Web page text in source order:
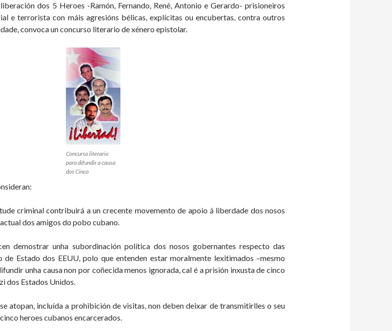
dos 5 Heroes -Ramón, Fernando, René, Antonio e Gerardo- prisioneiros
e terrorista con máis agresións bélicas, explícitas ou encubertas, contra outros
convoca un concurso literario de xénero epistolar.
Concurso literario
para difundir a causa
dos Cinco
criminal contribuirá a un crecente movemento de apoio á liberdade dos nosos
dos amigos do pobo cubano.
demostrar unha subordinación política dos nosos gobernantes respecto das
Estado dos EEUU, polo que entenden estar moralmente lexitimados –mesmo
unha causa non por coñecida menos ignorada, cal é a prisión inxusta de cinco
dos Estados Unidos.
atopan, incluída a prohibición de visitas, non deben deixar de transmitirlles o seu
heroes cubanos encarcerados.